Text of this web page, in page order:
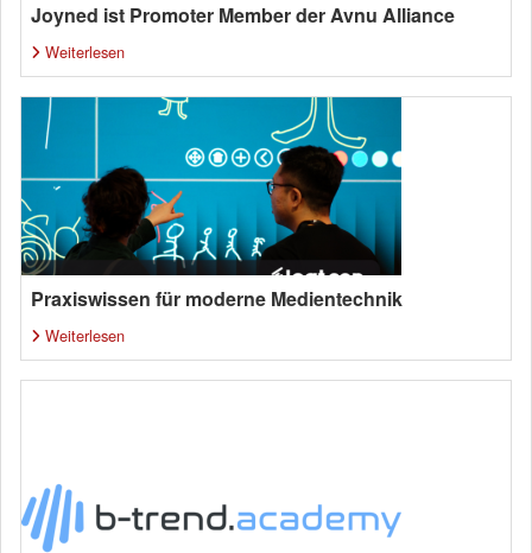
Joyned ist Promoter Member der Avnu Alliance
Weiterlesen
Praxiswissen für moderne Medientechnik
Weiterlesen